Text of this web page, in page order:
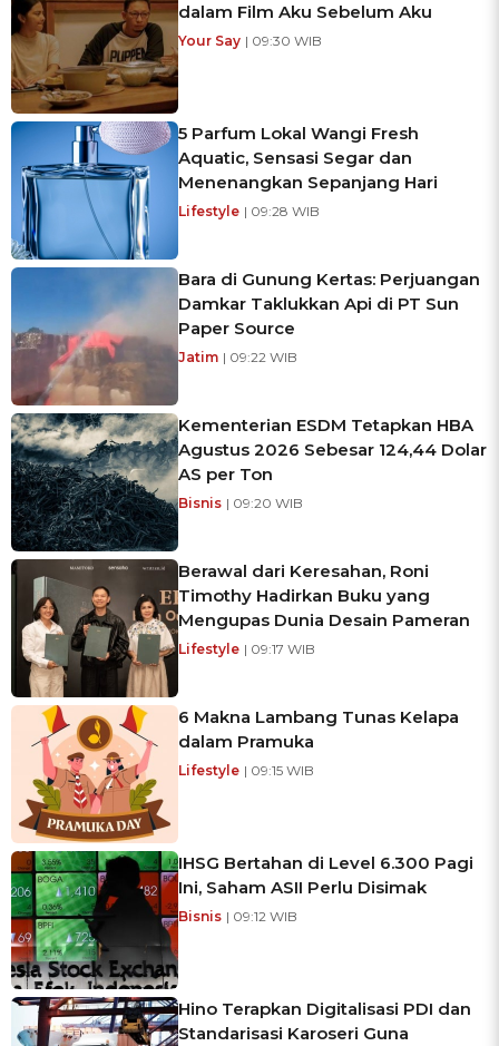
dalam Film Aku Sebelum Aku
Your Say | 09:30 WIB
5 Parfum Lokal Wangi Fresh
Aquatic, Sensasi Segar dan
Menenangkan Sepanjang Hari
Lifestyle | 09:28 WIB
Bara di Gunung Kertas: Perjuangan
Damkar Taklukkan Api di PT Sun
Paper Source
Jatim | 09:22 WIB
Kementerian ESDM Tetapkan HBA
Agustus 2026 Sebesar 124,44 Dolar
AS per Ton
Bisnis | 09:20 WIB
Berawal dari Keresahan, Roni
Timothy Hadirkan Buku yang
Mengupas Dunia Desain Pameran
Lifestyle | 09:17 WIB
6 Makna Lambang Tunas Kelapa
dalam Pramuka
Lifestyle | 09:15 WIB
IHSG Bertahan di Level 6.300 Pagi
Ini, Saham ASII Perlu Disimak
Bisnis | 09:12 WIB
Hino Terapkan Digitalisasi PDI dan
Standarisasi Karoseri Guna